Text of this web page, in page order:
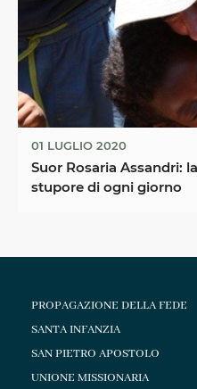
01 LUGLIO 2020
Suor Rosaria Assandri:
stupore di ogni giorno
PROPAGAZIONE DELLA FEDE
SANTA INFANZIA
SAN PIETRO APOSTOLO
UNIONE MISSIONARIA